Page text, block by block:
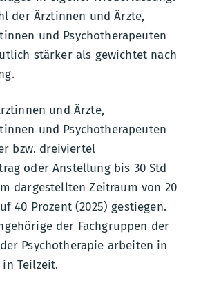
der Ärztinnen und Ärzte,
und Psychotherapeuten
stärker als gewichtet nach
und Ärzte,
und Psychotherapeuten
bzw. dreiviertel
oder Anstellung bis 30 Std
dargestellten Zeitraum von 20
40 Prozent (2025) gestiegen.
der Fachgruppen der
Psychotherapie arbeiten in
Teilzeit.